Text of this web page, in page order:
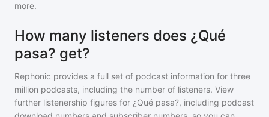
more.
How many listeners does ¿Qué
pasa? get?
Rephonic provides a full set of podcast information for three
million podcasts, including the number of listeners. View
further listenership figures for ¿Qué pasa?, including podcast